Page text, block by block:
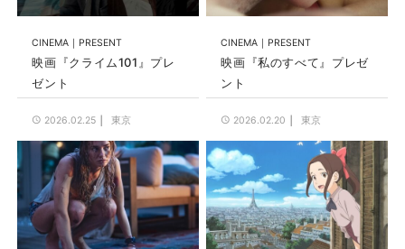
CINEMA PRESENT
映画『クライム101』プレ
ゼント
2026.02.25 東京
CINEMA PRESENT
映画『私のすべて』プレゼ
ント
2026.02.20 東京